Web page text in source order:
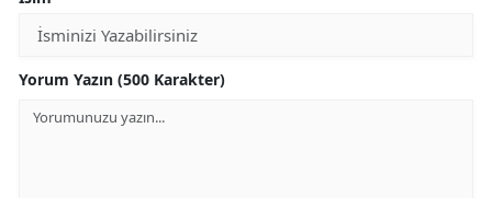
Yorum Yazın (500 Karakter)